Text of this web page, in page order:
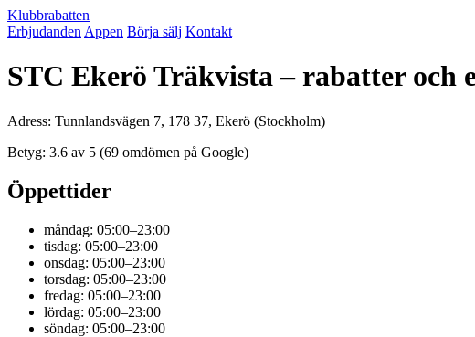
Klubbrabatten
Erbjudanden Appen Börja sälj Kontakt
STC Ekerö Träkvista – rabatter och
Adress: Tunnlandsvägen 7, 178 37, Ekerö (Stockholm)
Betyg: 3.6 av 5 (69 omdömen på Google)
Öppettider
måndag: 05:00–23:00
tisdag: 05:00–23:00
onsdag: 05:00–23:00
torsdag: 05:00–23:00
fredag: 05:00–23:00
lördag: 05:00–23:00
söndag: 05:00–23:00